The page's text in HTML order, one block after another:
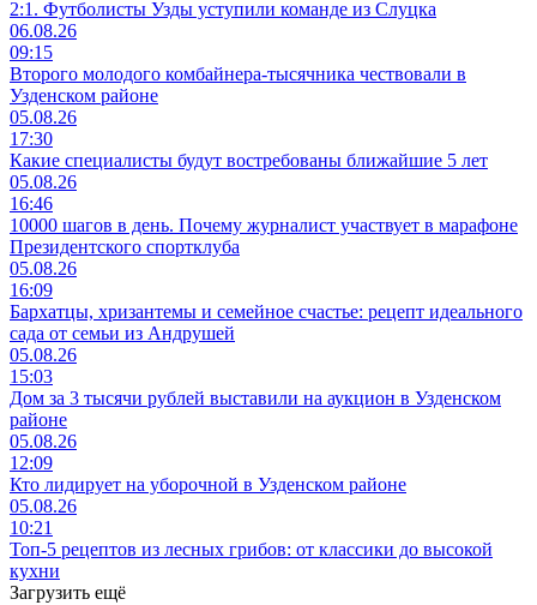
2:1. Футболисты Узды уступили команде из Слуцка
06.08.26
09:15
Второго молодого комбайнера-тысячника чествовали в
Узденском районе
05.08.26
17:30
Какие специалисты будут востребованы ближайшие 5 лет
05.08.26
16:46
10000 шагов в день. Почему журналист участвует в марафоне
Президентского спортклуба
05.08.26
16:09
Бархатцы, хризантемы и семейное счастье: рецепт идеального
сада от семьи из Андрушей
05.08.26
15:03
Дом за 3 тысячи рублей выставили на аукцион в Узденском
районе
05.08.26
12:09
Кто лидирует на уборочной в Узденском районе
05.08.26
10:21
Топ-5 рецептов из лесных грибов: от классики до высокой
кухни
Загрузить ещё